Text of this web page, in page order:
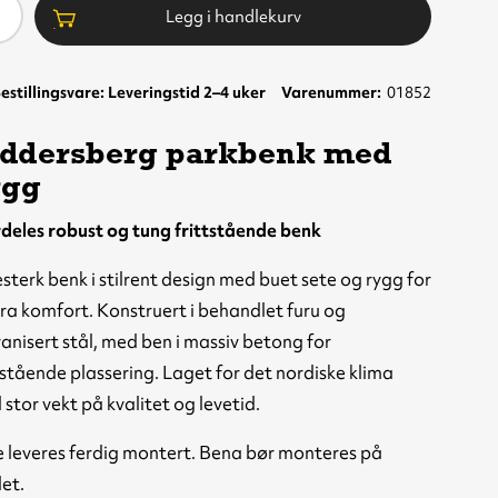
med
Legg i handlekurv
Leveringstid 2–4 uker Varenummer 01852
parkbenk med
robust og tung frittstående benk
benk i stilrent design med buet sete og rygg for
komfort. Konstruert i behandlet furu og
stål, med ben i massiv betong for
plassering. Laget for det nordiske klima
stor vekt på kvalitet og levetid.
leveres ferdig montert. Bena bør monteres på